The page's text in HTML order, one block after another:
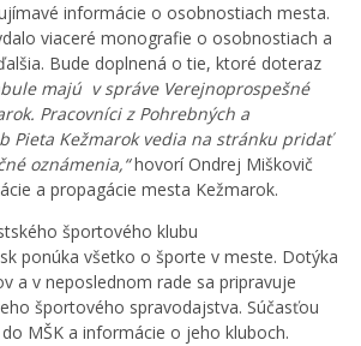
informácie o osobnostiach mesta.
viaceré monografie o osobnostiach a
Bude doplnená o tie, ktoré doteraz
majú v správe Verejnoprospešné
Pracovníci z Pohrebných a
Pieta Kežmarok vedia na stránku pridať
oznámenia,“hovorí Ondrej Miškovič
a propagácie mesta Kežmarok.
športového klubu
ponúka všetko o športe v meste. Dotýka
a v neposlednom rade sa pripravuje
športového spravodajstva. Súčasťou
MŠK a informácie o jeho kluboch.